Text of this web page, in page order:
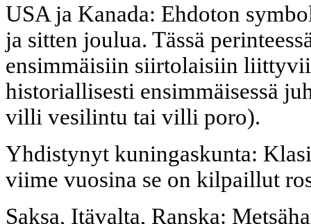
USA ja Kanada: Ehdoton
ja sitten joulua. Tässä
ensimmäisiin siirtolaisiin
historiallisesti ensimmäisessä
villi vesilintu tai villi poro).
Yhdistynyt kuningaskunta:
viime vuosina se on kilpaillut
Saksa, Itävalta, Ranska: